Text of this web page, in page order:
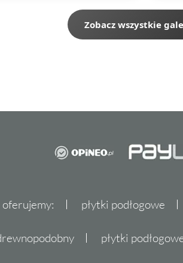
Zobacz wszystkie
oferujemy: płytki podłogowe
płytki